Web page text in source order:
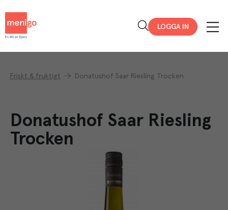
LOGGA IN
Friskt & fruktigt Donatushof Saar Riesling Trocken
Donatushof Saar Riesling
Trocken